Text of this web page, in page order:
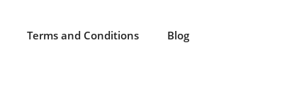
Terms and Conditions Blog